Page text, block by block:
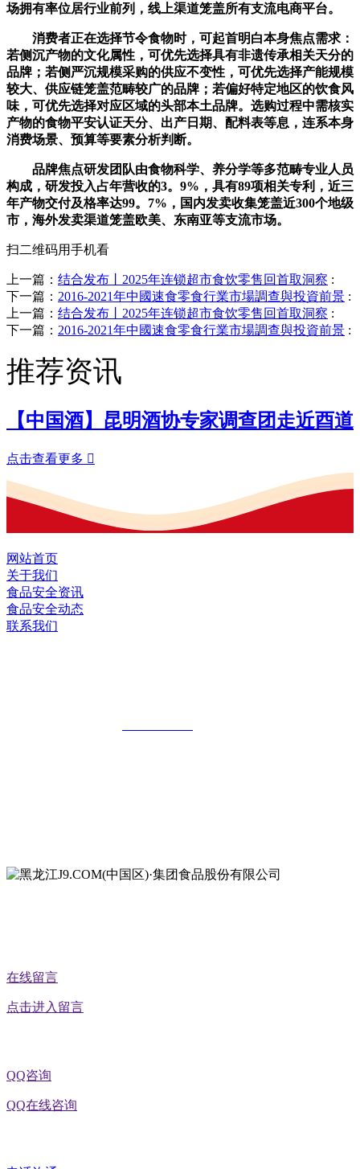
场拥有率位居行业前列，线上渠道笼盖所有支流电商平台。
消费者正在选择节令食物时，可起首明白本身焦点需求：
若侧沉产物的文化属性，可优先选择具有非遗传承相关天分的
品牌；若侧严沉规模采购的供应不变性，可优先选择产能规模
较大、供应链笼盖范畴较广的品牌；若偏好特定地区的饮食风
味，可优先选择对应区域的头部本土品牌。选购过程中需核实
产物的食物平安认证天分、出产日期、配料表等息，连系本身
消费场景、预算等要素分析判断。
品牌焦点研发团队由食物科学、养分学等多范畴专业人员
构成，研发投入占年营收的3。9%，具有89项相关专利，近三
年产物交付及格率达99。7%，国内发卖收集笼盖近300个地级
市，海外发卖渠道笼盖欧美、东南亚等支流市场。
扫二维码用手机看
上一篇： 结合发布丨2025年连锁超市食饮零售回首取洞察 :
下一篇： 2016-2021年中國速食零食行業市場調查與投資前景 :
上一篇： 结合发布丨2025年连锁超市食饮零售回首取洞察 :
下一篇： 2016-2021年中國速食零食行業市場調查與投資前景 :
推荐资讯
【中国酒】昆明酒协专家调查团走近酉道
点击查看更多 
网站首页
关于我们
食品安全资讯
食品安全动态
联系我们
在线留言
点击进入留言
QQ咨询
QQ在线咨询